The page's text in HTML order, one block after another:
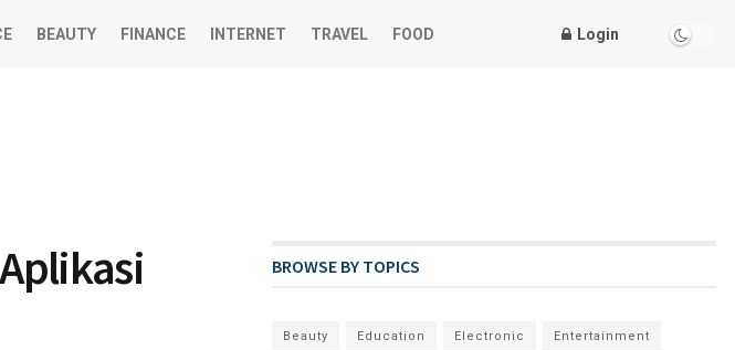
BEAUTY FINANCE INTERNET TRAVEL FOOD Login
BROWSE BY TOPICS
Beauty Education Electronic Entertainment